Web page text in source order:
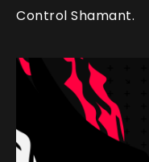
Control Shamant.